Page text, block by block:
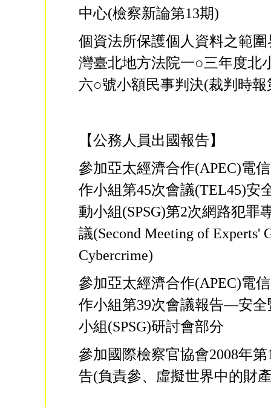
中心(檢察新論第13期)
個資法所保護個人資料之範
灣臺北地方法院一○三年度北
六○號小額民事判決(裁判時報
【公務人員出國報告】
參加亞太經濟合作(APEC)電
作小組第45次會議(TEL45)安
動小組(SPSG)第2次網路犯罪
議(Second Meeting of Experts'
Cybercrime)
參加亞太經濟合作(APEC)電
作小組第39次會議報告—安全
小組(SPSG)研討會部分
參加國際檢察官協會2008年
告(負責參、虛擬世界中的財